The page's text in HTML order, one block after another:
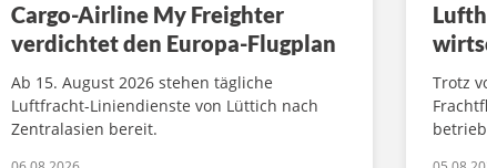
Cargo-Airline My Freighter
verdichtet den Europa-Flugplan
Ab 15. August 2026 stehen tägliche
Luftfracht-Liniendienste von Lüttich nach
Zentralasien bereit.
Trotz